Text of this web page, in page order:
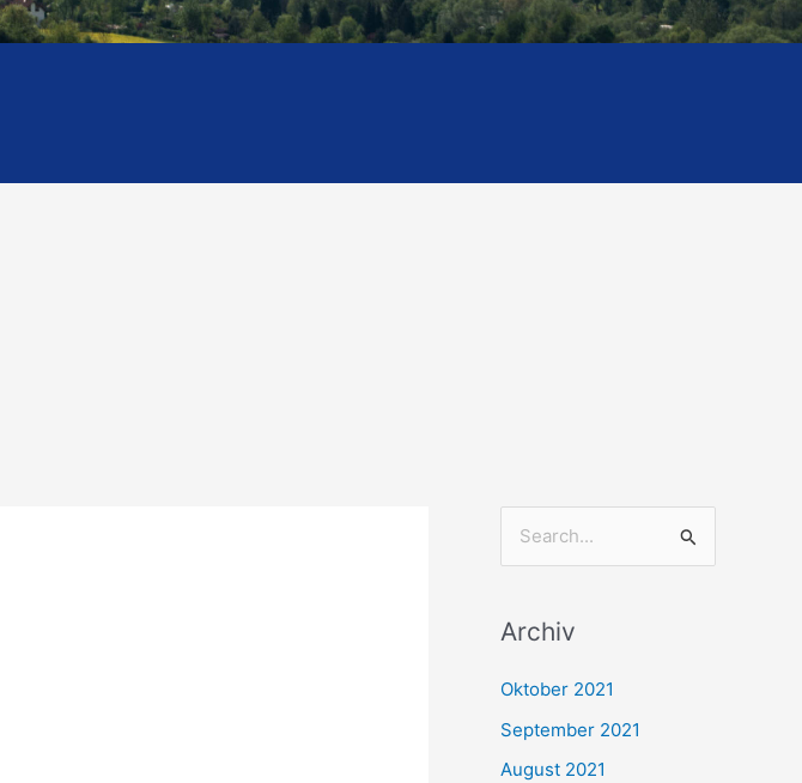
h
e
n
Archiv
Oktober 2021
September 2021
August 2021